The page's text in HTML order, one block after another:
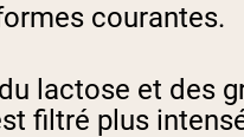
courantes.
lactose et des
filtré plus